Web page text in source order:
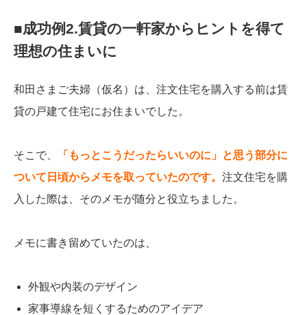
■成功例2.賃貸の一軒家からヒントを得て
理想の住まいに
和田さまご夫婦（仮名）は、注文住宅を購入する前は賃
貸の戸建て住宅にお住まいでした。
そこで、
「もっとこうだったらいいのに」と思う部分に
ついて日頃からメモを取っていたのです。 注文住宅を購
入した際は、そのメモが随分と役立ちました。
メモに書き留めていたのは、
外観や内装のデザイン
家事導線を短くするためのアイデア